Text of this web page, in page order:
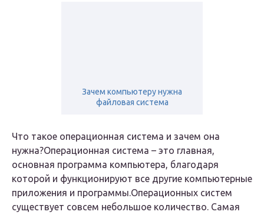
Зачем компьютеру нужна
файловая система
Что такое операционная система и зачем она
нужна?Операционная система – это главная,
основная программа компьютера, благодаря
которой и функционируют все другие компьютерные
приложения и программы.Операционных систем
существует совсем небольшое количество. Самая